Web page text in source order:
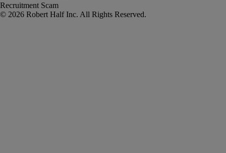
Recruitment Scam